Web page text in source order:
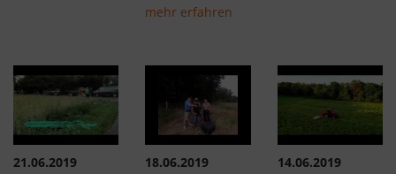
mehr erfahren
21.06.2019
18.06.2019
14.06.2019